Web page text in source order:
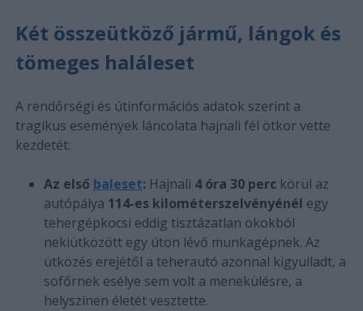
Két összeütköző jármű, lángok és
tömeges haláleset
A rendőrségi és útinformációs adatok szerint a
tragikus események láncolata hajnali fél ötkor vette
kezdetét:
Az első baleset: Hajnali 4 óra 30 perckörül az
autópálya 114-es kilométerszelvényénél egy
tehergépkocsi eddig tisztázatlan okokból
nekiütközött egy úton lévő munkagépnek. Az
ütközés erejétől a teherautó azonnal kigyulladt, a
sofőrnek esélye sem volt a menekülésre, a
helyszínen életét vesztette.